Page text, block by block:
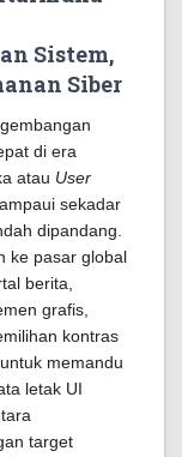
Sistem,
Siber
di era
atau User
sekadar
dipandang.
ke pasar global
berita,
grafis,
kontras
memandu
letak UI
target